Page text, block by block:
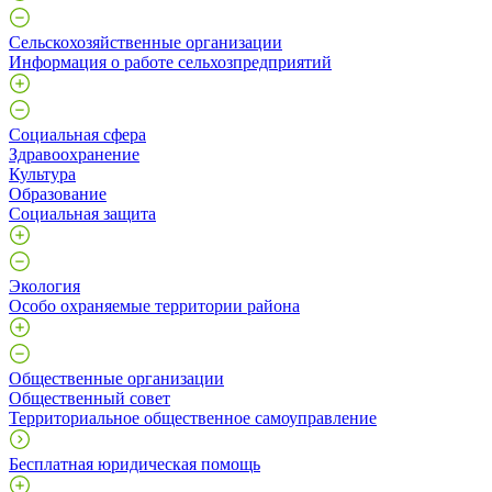
Сельскохозяйственные организации
Информация о работе сельхозпредприятий
Социальная сфера
Здравоохранение
Культура
Образование
Социальная защита
Экология
Особо охраняемые территории района
Общественные организации
Общественный совет
Территориальное общественное самоуправление
Бесплатная юридическая помощь